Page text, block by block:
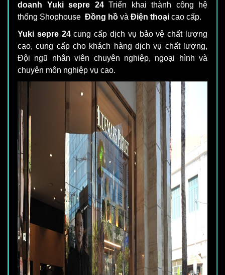
doanh Yuki sepre 24Triển khai thành công hệ
thống Shophouse Đồng hồ và Điện thoại cao cấp.
Yuki sepre 24cung cấp dịch vụ bảo vệ chất lượng
cao, cung cấp cho khách hàng dịch vụ chất lượng,
Đội ngũ nhân viên chuyên nghiệp, ngoại hình và
chuyên môn nghiệp vụ cao.